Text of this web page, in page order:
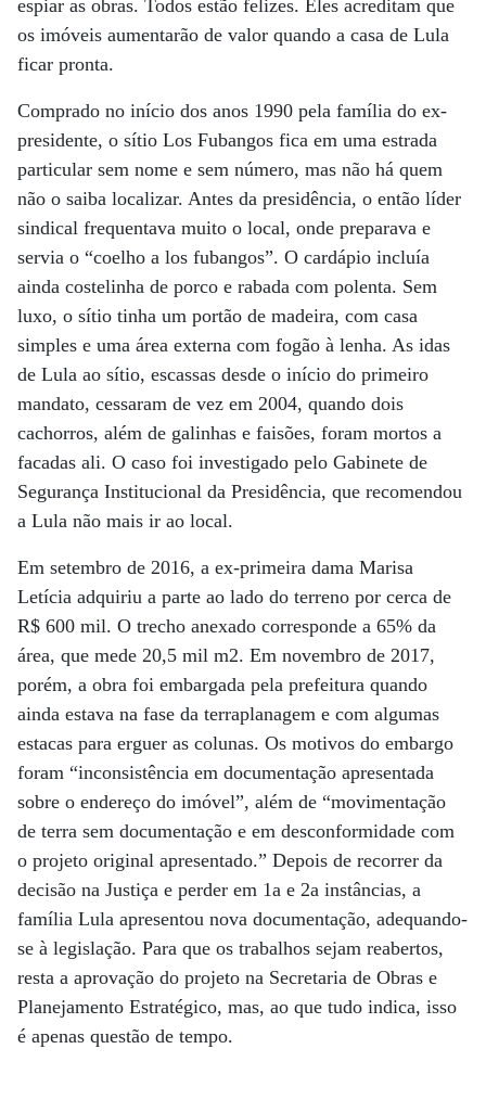
espiar as obras. Todos estão felizes. Eles acreditam que
os imóveis aumentarão de valor quando a casa de Lula
ficar pronta.
Comprado no início dos anos 1990 pela família do ex-
presidente, o sítio Los Fubangos fica em uma estrada
particular sem nome e sem número, mas não há quem
não o saiba localizar. Antes da presidência, o então líder
sindical frequentava muito o local, onde preparava e
servia o “coelho a los fubangos”. O cardápio incluía
ainda costelinha de porco e rabada com polenta. Sem
luxo, o sítio tinha um portão de madeira, com casa
simples e uma área externa com fogão à lenha. As idas
de Lula ao sítio, escassas desde o início do primeiro
mandato, cessaram de vez em 2004, quando dois
cachorros, além de galinhas e faisões, foram mortos a
facadas ali. O caso foi investigado pelo Gabinete de
Segurança Institucional da Presidência, que recomendou
a Lula não mais ir ao local.
Em setembro de 2016, a ex-primeira dama Marisa
Letícia adquiriu a parte ao lado do terreno por cerca de
R$ 600 mil. O trecho anexado corresponde a 65% da
área, que mede 20,5 mil m2. Em novembro de 2017,
porém, a obra foi embargada pela prefeitura quando
ainda estava na fase da terraplanagem e com algumas
estacas para erguer as colunas. Os motivos do embargo
foram “inconsistência em documentação apresentada
sobre o endereço do imóvel”, além de “movimentação
de terra sem documentação e em desconformidade com
o projeto original apresentado.” Depois de recorrer da
decisão na Justiça e perder em 1a e 2a instâncias, a
família Lula apresentou nova documentação, adequando-
se à legislação. Para que os trabalhos sejam reabertos,
resta a aprovação do projeto na Secretaria de Obras e
Planejamento Estratégico, mas, ao que tudo indica, isso
é apenas questão de tempo.